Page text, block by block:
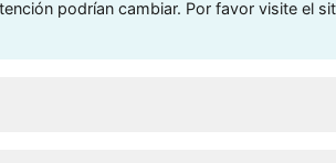
podrían cambiar. Por favor visite el